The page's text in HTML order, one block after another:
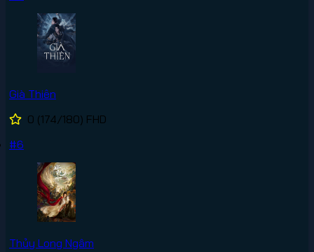
Già Thiên
0 (174/180) FHD
#6
Thủy Long Ngâm